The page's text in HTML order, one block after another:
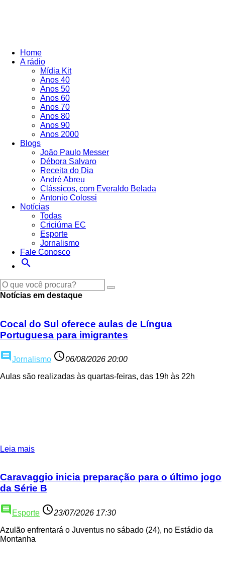
Home
A rádio
Mídia Kit
Anos 40
Anos 50
Anos 60
Anos 70
Anos 80
Anos 90
Anos 2000
Blogs
João Paulo Messer
Débora Salvaro
Receita do Dia
André Abreu
Clássicos, com Everaldo Belada
Antonio Colossi
Notícias
Todas
Criciúma EC
Esporte
Jornalismo
Fale Conosco
search
Notícias em destaque
Cocal do Sul oferece aulas de Língua
Portuguesa para imigrantes
comment Jornalismo access_time06/08/2026 20:00
Aulas são realizadas às quartas-feiras, das 19h às 22h
Leia mais
Caravaggio inicia preparação para o último jogo
da Série B
comment Esporte access_time23/07/2026 17:30
Azulão enfrentará o Juventus no sábado (24), no Estádio da
Montanha